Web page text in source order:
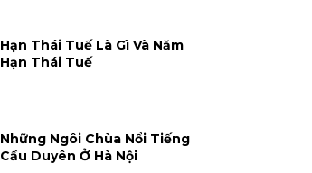
Hạn Thái Tuế Là Gì Và Năm
Hạn Thái Tuế
Những Ngôi Chùa Nổi Tiếng
Cầu Duyên Ở Hà Nội